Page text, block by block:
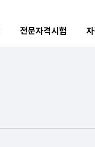
전문자격시험